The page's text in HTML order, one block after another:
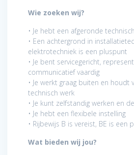
Wie zoeken wij?
• Je hebt een afgeronde
• Een achtergrond in
elektrotechniek is een pluspunt
• Je bent servicegericht,
communicatief vaardig
• Je werkt graag buiten en houdt
technisch werk
• Je kunt zelfstandig werken en
• Je hebt een flexibele instelling
• Rijbewijs B is vereist, BE is een
Wat bieden wij jou?